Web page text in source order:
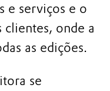
e serviços e o
clientes, onde a
as edições.
se